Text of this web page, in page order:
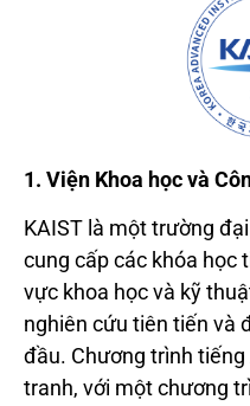
1. Viện Khoa học và
KAIST là một trường
cung cấp các khóa học
vực khoa học và kỹ
nghiên cứu tiên tiến và
đầu. Chương trình
tranh, với một chương